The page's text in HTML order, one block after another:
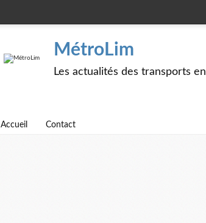
MétroLim
Les actualités des transports
Accueil Contact